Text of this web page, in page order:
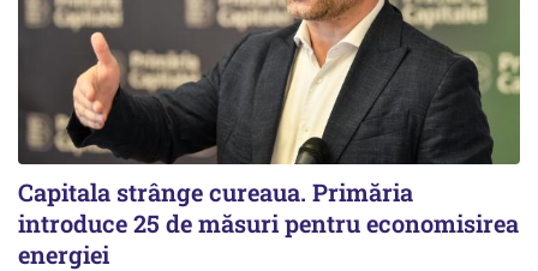
Capitala strânge cureaua. Primăria
introduce 25 de măsuri pentru economisirea
energiei